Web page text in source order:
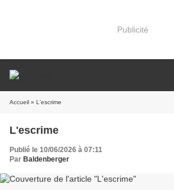
Publicité
Accueil » L'escrime
L'escrime
Publié le 10/06/2026 à 07:11
Par Baldenberger